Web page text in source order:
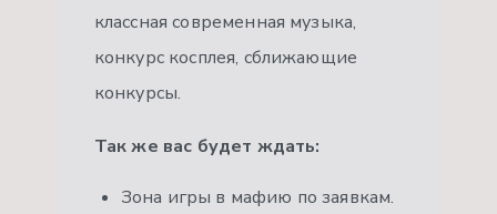
классная современная музыка,
конкурс косплея, сближающие
конкурсы.
Так же вас будет ждать:
Зона игры в мафию по заявкам.